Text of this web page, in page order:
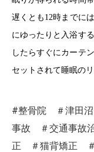
遅くとも12時までに
にゆったりと入浴す
したらすぐにカーテ
セットされて睡眠の
#整骨院 ＃津田
事故 ＃交通事故
正 ＃猫背矯正